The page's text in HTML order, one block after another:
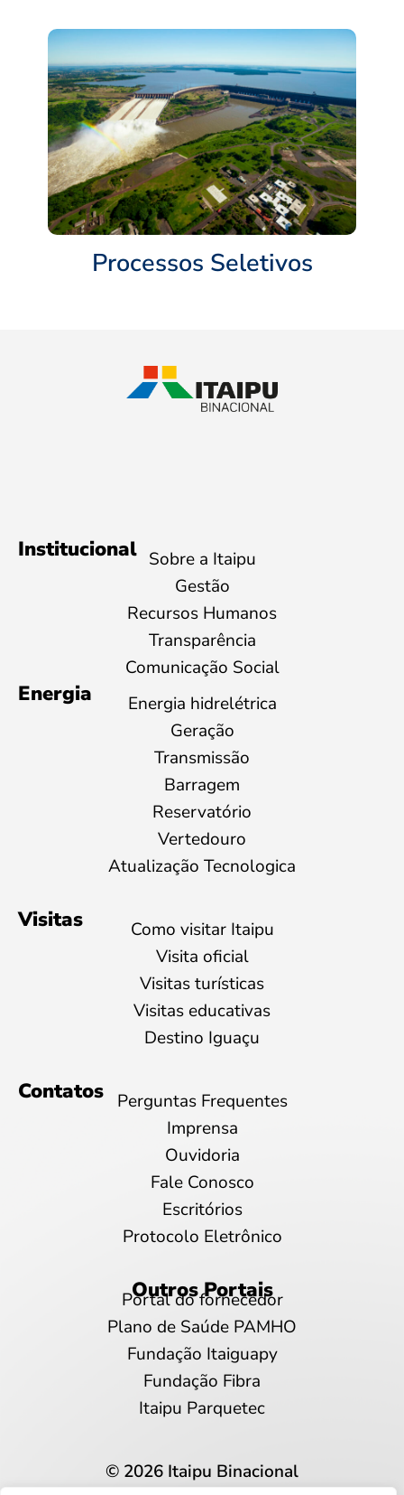
Processos Seletivos
Institucional Sobre a Itaipu
Gestão
Recursos Humanos
Transparência
Comunicação Social
Energia
Energia hidrelétrica
Geração
Transmissão
Barragem
Reservatório
Vertedouro
Atualização Tecnologica
Visitas
Como visitar Itaipu
Visita oficial
Visitas turísticas
Visitas educativas
Destino Iguaçu
Contatos
Perguntas Frequentes
Imprensa
Ouvidoria
Fale Conosco
Escritórios
Protocolo Eletrônico
Outros Portais
Portal do fornecedor
Plano de Saúde PAMHO
Fundação Itaiguapy
Fundação Fibra
Itaipu Parquetec
© 2026 Itaipu Binacional